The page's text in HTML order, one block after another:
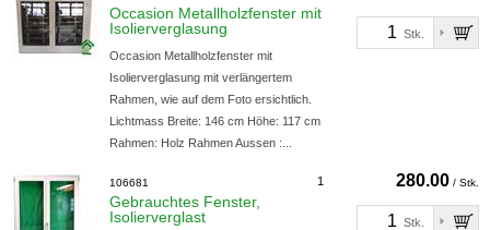
Occasion Metallholzfenster mit
Isolierverglasung
Occasion Metallholzfenster mit
Isolierverglasung mit verlängertem
Rahmen, wie auf dem Foto ersichtlich.
Lichtmass Breite: 146 cm Höhe: 117 cm
Rahmen: Holz Rahmen Aussen :...
Stk.
1
106681
Gebrauchtes Fenster,
Isolierverglast
280.00 / Stk.
Stk.